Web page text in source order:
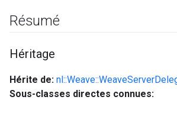
Résumé
Héritage
Hérite de:
Sous-classes directes connues: